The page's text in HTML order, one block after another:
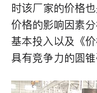
时该厂家的价格
价格的影响因素
基本投入以及《
具有竞争力的圆